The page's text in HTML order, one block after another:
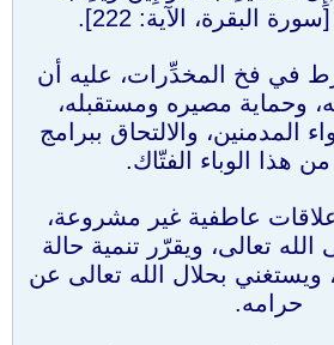
البقرة، الآية: 222].
في فخ المخدِّرات، عليه أن
وحماية مصيره ومستقبله،
المدمنين، والالتحاق ببرامج
من هذا الوباء الفتّاك.
عاطفية غير مشروعة،
تعالى، ويقرّر تنمية حالة
بحلال الله تعالى عن
حرامه.